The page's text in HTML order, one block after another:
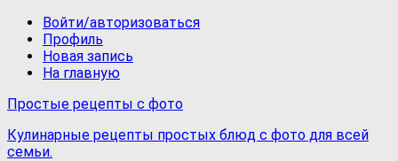
Войти/авторизоваться
Профиль
Новая запись
На главную
Простые рецепты с фото
Кулинарные рецепты простых блюд с фото для всей
семьи.